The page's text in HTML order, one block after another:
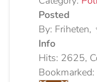
Posted
By: Friheten,
Info
Hits: 2625,